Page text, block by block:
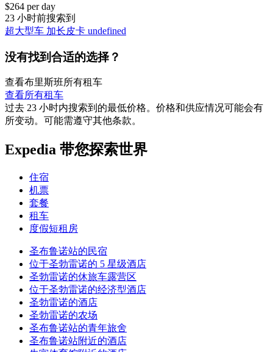
$264 per day
23 小时前搜索到
超大型车 加长皮卡 undefined
没有找到合适的选择？
查看布里斯班所有租车
查看所有租车
过去 23 小时内搜索到的最低价格。价格和供应情况可能会有
所变动。可能需遵守其他条款。
Expedia 带您探索世界
住宿
机票
套餐
租车
度假短租房
圣布鲁诺站的民宿
位于圣勃雷诺的 5 星级酒店
圣勃雷诺的休旅车露营区
位于圣勃雷诺的经济型酒店
圣勃雷诺的酒店
圣勃雷诺的农场
圣布鲁诺站的青年旅舍
圣布鲁诺站附近的酒店